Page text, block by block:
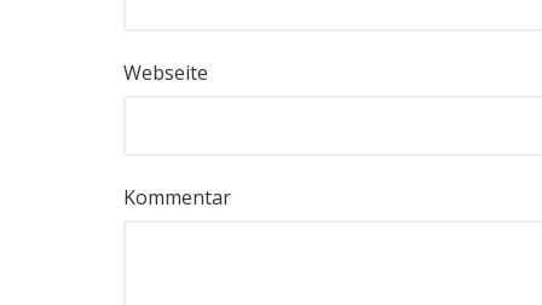
Webseite
Kommentar